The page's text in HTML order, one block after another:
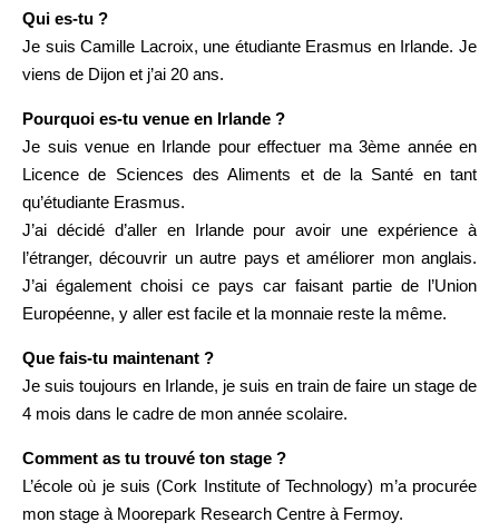
Qui es-tu ?
Je suis Camille Lacroix, une étudiante Erasmus en Irlande. Je
viens de Dijon et j’ai 20 ans.
Pourquoi es-tu venue en Irlande ?
Je suis venue en Irlande pour effectuer ma 3ème année en
Licence de Sciences des Aliments et de la Santé en tant
qu’étudiante Erasmus.
J’ai décidé d’aller en Irlande pour avoir une expérience à
l’étranger, découvrir un autre pays et améliorer mon anglais.
J’ai également choisi ce pays car faisant partie de l’Union
Européenne, y aller est facile et la monnaie reste la même.
Que fais-tu maintenant ?
Je suis toujours en Irlande, je suis en train de faire un stage de
4 mois dans le cadre de mon année scolaire.
Comment as tu trouvé ton stage ?
L’école où je suis (Cork Institute of Technology) m’a procurée
mon stage à Moorepark Research Centre à Fermoy.